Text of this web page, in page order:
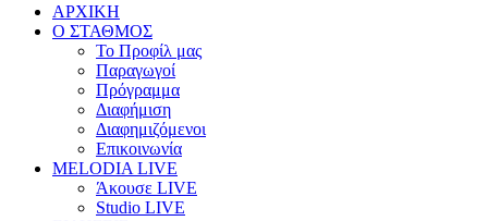
ΑΡΧΙΚΗ
Ο ΣΤΑΘΜΟΣ
Το Προφίλ μας
Παραγωγοί
Πρόγραμμα
Διαφήμιση
Διαφημιζόμενοι
Επικοινωνία
MELODIA LIVE
Άκουσε LIVE
Studio LIVE